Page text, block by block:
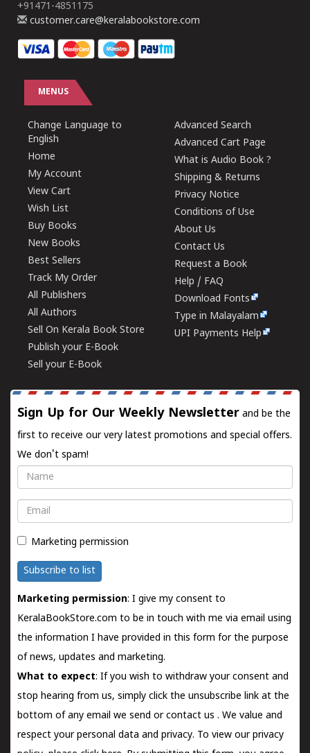
+91471-4851175
customer.care@keralabookstore.com
MENUS
Change Language to
English
Home
My Account
View Cart
Wish List
Buy Books
New Books
Best Sellers
Track My Order
All Publishers
All Authors
Sell On Kerala Book Store
Publish your E-Book
Sell your E-Book
Advanced Search
Advanced Cart Page
What is Audio Book ?
Shipping & Returns
Privacy Notice
Conditions of Use
About Us
Contact Us
Request a Book
Help / FAQ
Download Fonts
Type in Malayalam
UPI Payments Help
Sign Up for Our Weekly Newsletter and be the
first to receive our very latest promotions and special offers.
We don't spam!
Name
Email
Marketing permission
Subscribe to list
Marketing permission: I give my consent to
KeralaBookStore.com to be in touch with me via email using
the information I have provided in this form for the purpose
of news, updates and marketing.
What to expect: If you wish to withdraw your consent and
stop hearing from us, simply click the unsubscribe link at the
bottom of any email we send orcontact us . We value and
respect your personal data and privacy. To view our privacy